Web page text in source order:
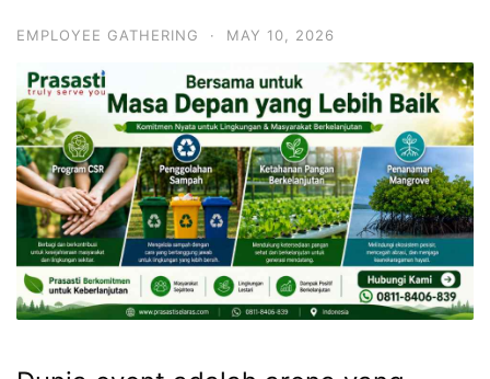
EMPLOYEE GATHERING · MAY 10, 2026